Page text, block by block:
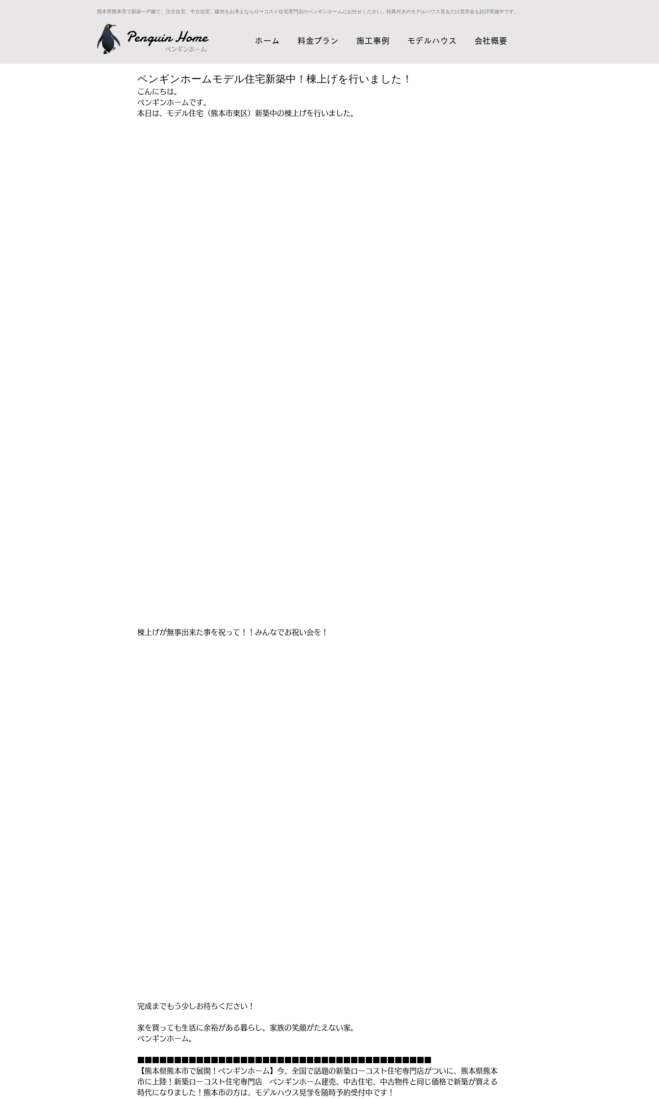
熊本県熊本市で新築一戸建て、注文住宅、中古住宅、建売をお考えならローコスト住宅専門店のペンギンホームにお任せください。特典付きのモデルハウス見るだけ見学会も好評実施中です。
Penguin Home
ペンギンホーム
ホーム 料金プラン 施工事例 モデルハウス 会社概要
ペンギンホームモデル住宅新築中！棟上げを行いました！
こんにちは。
ペンギンホームです。
本日は、モデル住宅（熊本市東区）新築中の棟上げを行いました。
棟上げが無事出来た事を祝って！！みんなでお祝い会を！
完成までもう少しお待ちください！
家を買っても生活に余裕がある暮らし。家族の笑顔がたえない家。
ペンギンホーム。
【熊本県熊本市で展開！ペンギンホーム】今、全国で話題の新築ローコスト住宅専門店がついに、熊本県熊本
市に上陸！新築ローコスト住宅専門店　ペンギンホーム建売、中古住宅、中古物件と同じ価格で新築が買える
時代になりました！熊本市の方は、モデルハウス見学を随時予約受付中です！